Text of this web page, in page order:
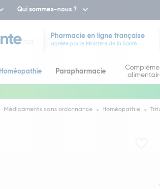
Qui sommes-nous ?
Pharmacie en ligne française
agréée par le Ministère de la Santé
Homéopathie Parapharmacie
Médicaments sans ordonnance Homéopathie